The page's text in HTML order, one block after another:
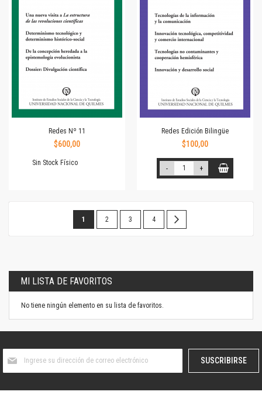
Redes Nº 11
$600,00
Sin Stock Físico
Redes Edición Bilingüe
$100,00
- +
Página
Estás
página
1 Página
2 Página
3 Página
4
MI LISTA DE FAVORITOS
No tiene ningún elemento en su lista de favoritos.
boletín
SUSCRIBIRSE